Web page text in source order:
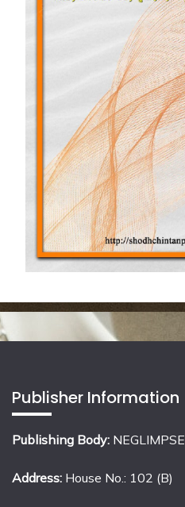
Publisher Information
Publishing Body: NEGLIMPSE
Address: House No.: 102 (B)